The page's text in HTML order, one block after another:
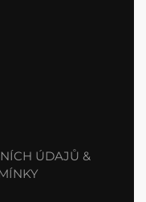
ÚDAJŮ &